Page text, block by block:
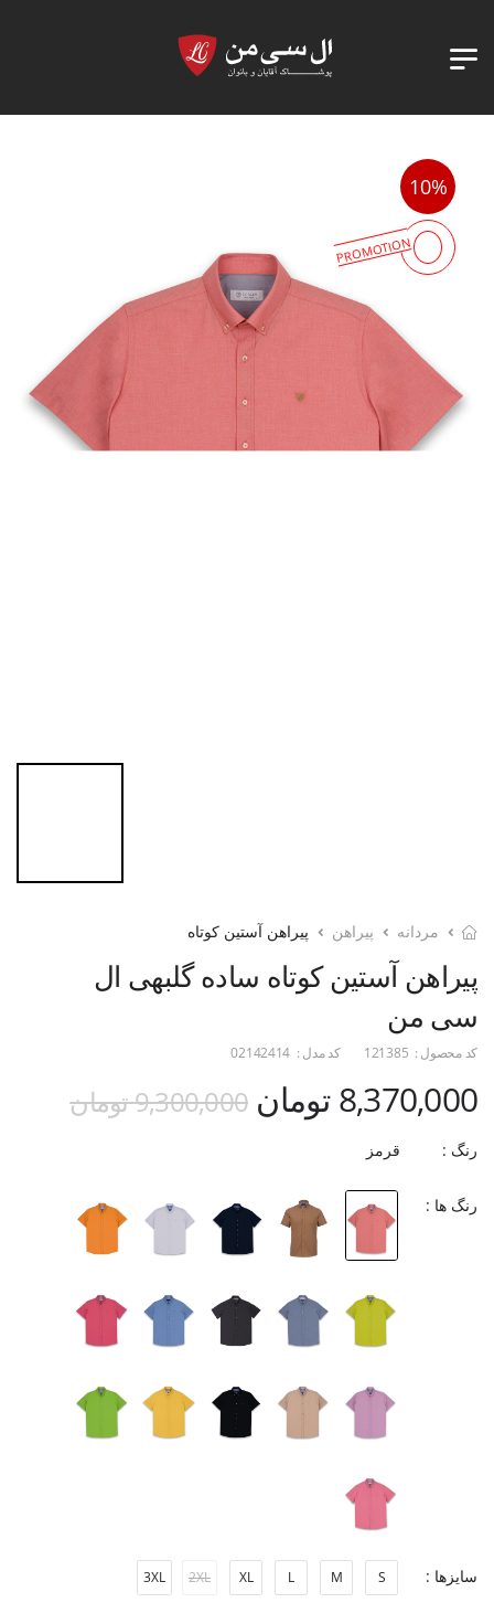
10%
PROMOTION
مردانه پیراهن پیراهن آستین کوتاه
پیراهن آستین کوتاه ساده گلبهی ال
سی من
کد محصول : 121385 کد مدل : 02142414
8,370,000 تومان 9,300,000 تومان
رنگ : قرمز
رنگ ها :
سایزها : S
M
L
XL
2XL
3XL